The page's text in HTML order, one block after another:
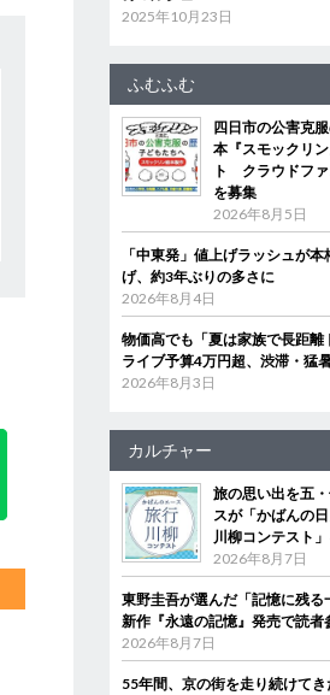
2025年10月23日
ふむふむ
四日市の公害克
本『スモックリ
ト クラウドフ
を募集
2026年8月5日
「中東発」値上げラッシュが
げ、約3年ぶりの多さに
2026年8月4日
物価高でも「夏は家族で長距
ライブ予算4万円超、渋滞・猛
2026年8月3日
カルチャー
旅の思い出を五
スが「かばんの
川柳コンテスト
2026年8月7日
東野圭吾が選んだ「記憶に残
新作『永遠の記憶』発売で読者
2026年8月7日
55年間、京の街を走り続けて